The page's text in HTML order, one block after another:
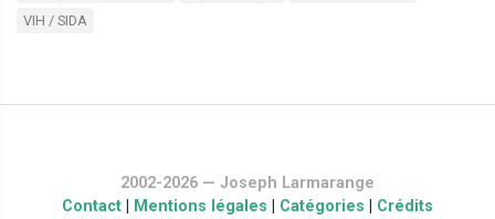
VIH / SIDA
2002-2026 — Joseph Larmarange
Contact
Mentions légales Catégories Crédits